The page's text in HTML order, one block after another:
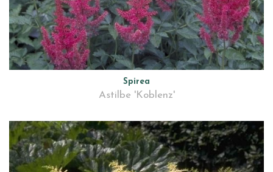
Spirea
Astilbe 'Koblenz'